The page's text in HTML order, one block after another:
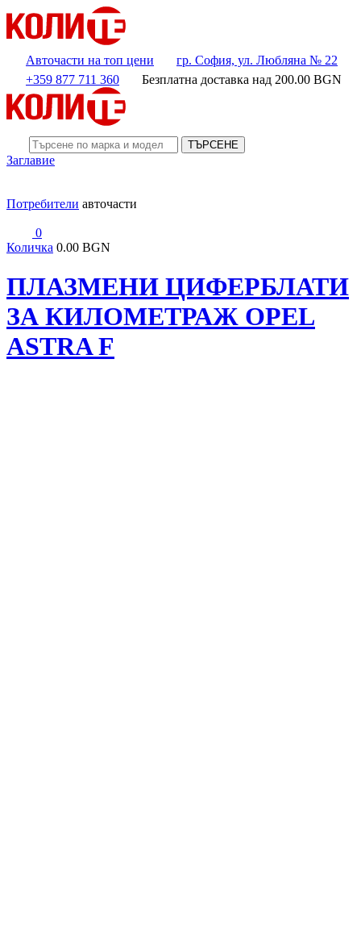
Авточасти на топ цени
гр. София, ул. Любляна № 22
+359 877 711 360
Безплатна доставка над 200.00 BGN
ТЪРСЕНЕ
Заглавие
Потребители авточасти
0
Количка 0.00 BGN
ПЛАЗМЕНИ ЦИФЕРБЛАТИ
ЗА КИЛОМЕТРАЖ OPEL
ASTRA F